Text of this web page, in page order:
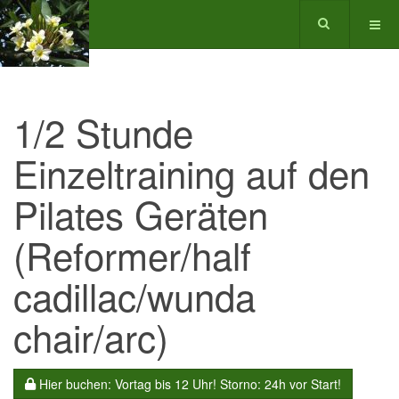
1/2 Stunde
Einzeltraining auf den
Pilates Geräten
(Reformer/half
cadillac/wunda
chair/arc)
Hier buchen: Vortag bis 12 Uhr! Storno: 24h vor Start!